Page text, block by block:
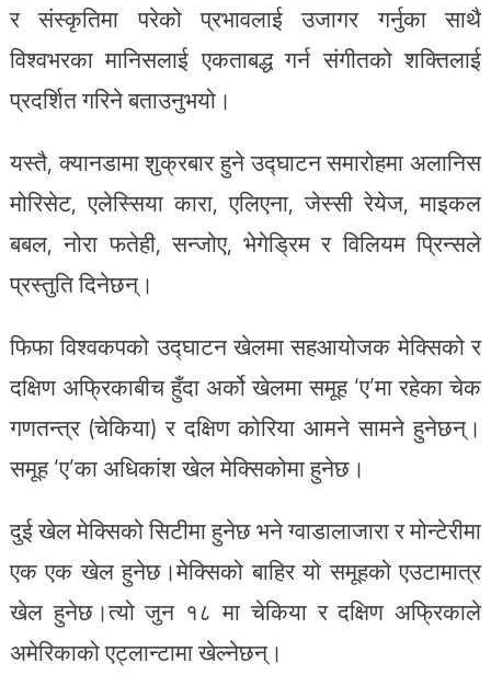
र संस्कृतिमा परेको प्रभावलाई उजागर गर्नुका साथै
विश्वभरका मानिसलाई एकताबद्ध गर्न संगीतको शक्तिलाई
प्रदर्शित गरिने बताउनुभयो।
यस्तै, क्यानडामा शुक्रबार हुने उद्घाटन समारोहमा अलानिस
मोरिसेट, एलेस्सिया कारा, एलिएना, जेस्सी रेयेज, माइकल
बबल, नोरा फतेही, सन्जोए, भेगेड्रिम र विलियम प्रिन्सले
प्रस्तुति दिनेछन्।
फिफा विश्वकपको उद्घाटन खेलमा सहआयोजक मेक्सिको र
दक्षिण अफ्रिकाबीच हुँदा अर्को खेलमा समूह ‘ए’मा रहेका चेक
गणतन्त्र (चेकिया) र दक्षिण कोरिया आमने सामने हुनेछन्।
समूह ‘ए’का अधिकांश खेल मेक्सिकोमा हुनेछ।
दुई खेल मेक्सिको सिटीमा हुनेछ भने ग्वाडालाजारा र मोन्टेरीमा
एक एक खेल हुनेछ।मेक्सिको बाहिर यो समूहको एउटामात्र
खेल हुनेछ।त्यो जुन १८ मा चेकिया र दक्षिण अफ्रिकाले
अमेरिकाको एट्लान्टामा खेल्नेछन्।